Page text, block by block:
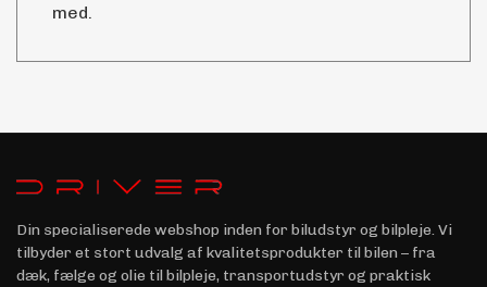
med.
Din specialiserede webshop inden for biludstyr og bilpleje. Vi
tilbyder et stort udvalg af kvalitetsprodukter til bilen – fra
dæk, fælge og olie til bilpleje, transportudstyr og praktisk